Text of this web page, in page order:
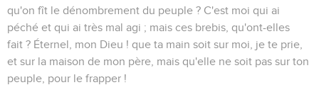
qu'on fît le dénombrement du peuple ? C'est moi qui ai
péché et qui ai très mal agi ; mais ces brebis, qu'ont-elles
fait ? Éternel, mon Dieu ! que ta main soit sur moi, je te prie,
et sur la maison de mon père, mais qu'elle ne soit pas sur ton
peuple, pour le frapper !